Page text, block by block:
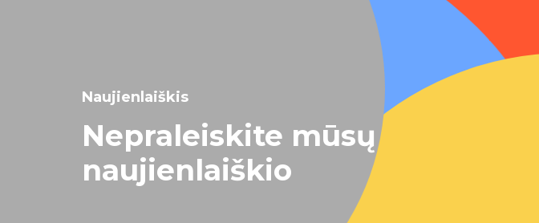
Naujienlaiškis
Nepraleiskite mūsų
naujienlaiškio